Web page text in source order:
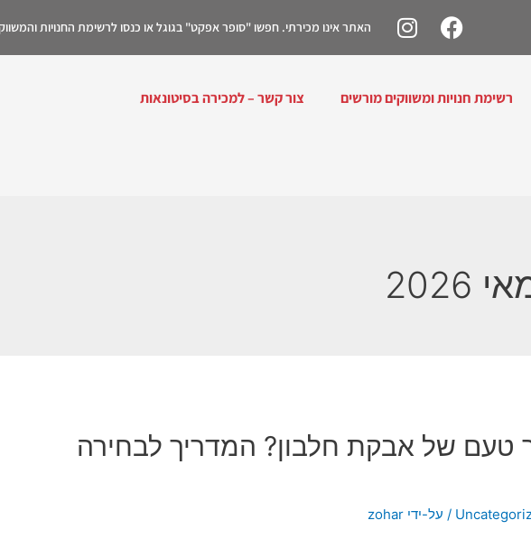
האתר אינו מכירתי. חפשו "סופר אפקט" בגוגל או כנסו לרשימת החנויות
רשימת חנויות ומשווקים מורשים צור קשר – למכירה בסיטונאות
2026
טעם של אבקת חלבון? המדריך לבחירה
/ על-ידי zohar